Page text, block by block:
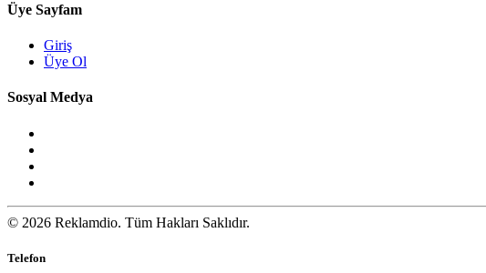
Üye Sayfam
Giriş
Üye Ol
Sosyal Medya
© 2026 Reklamdio. Tüm Hakları Saklıdır.
Telefon